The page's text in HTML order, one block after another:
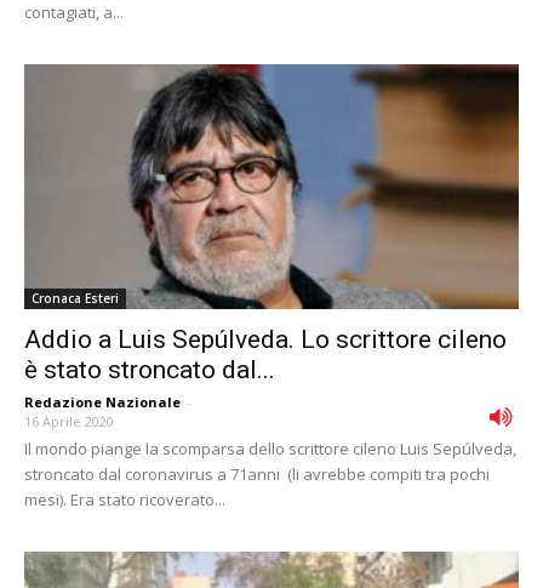
contagiati, a...
Cronaca Esteri
Addio a Luis Sepúlveda. Lo scrittore cileno
è stato stroncato dal...
Redazione Nazionale -
16 Aprile 2020
Il mondo piange la scomparsa dello scrittore cileno Luis Sepúlveda,
stroncato dal coronavirus a 71anni (li avrebbe compiti tra pochi
mesi). Era stato ricoverato...